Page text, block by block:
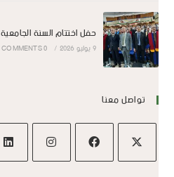
حفل اختتام السنة الجامعية 2026/2025
9 يوليو 2026 /
0 COMMENTS
تواصل معنا